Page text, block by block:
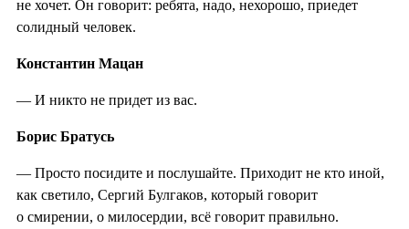
не хочет. Он говорит: ребята, надо, нехорошо, приедет
солидный человек.
Константин Мацан
— И никто не придет из вас.
Борис Братусь
— Просто посидите и послушайте. Приходит не кто иной,
как светило, Сергий Булгаков, который говорит
о смирении, о милосердии, всё говорит правильно.